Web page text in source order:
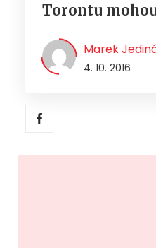
Torontu
Marek
4. 10. 2016